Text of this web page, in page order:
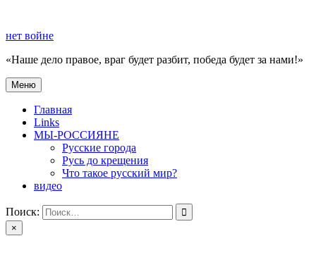
содержимому
нет войне
«Наше дело правое, враг будет разбит, победа будет за нами!»
нет войне
«Наше дело правое, враг будет разбит, победа будет за нами!»
Меню
Главная
Links
МЫ-РОССИЯНЕ
Русские города
Русь до крещения
Что такое русский мир?
видео
Поиск:
×